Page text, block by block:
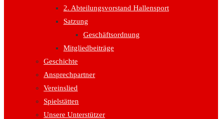
2. Abteilungsvorstand Hallensport
Satzung
Geschäftsordnung
Mitgliedbeiträge
Geschichte
Ansprechpartner
Vereinslied
Spielstätten
Unsere Unterstützer